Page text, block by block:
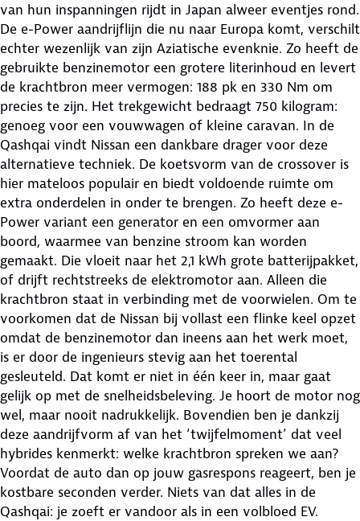
van hun inspanningen rijdt in Japan alweer eventjes rond.
De e-Power aandrijflijn die nu naar Europa komt, verschilt
echter wezenlijk van zijn Aziatische evenknie. Zo heeft de
gebruikte benzinemotor een grotere literinhoud en levert
de krachtbron meer vermogen: 188 pk en 330 Nm om
precies te zijn. Het trekgewicht bedraagt 750 kilogram:
genoeg voor een vouwwagen of kleine caravan. In de
Qashqai vindt Nissan een dankbare drager voor deze
alternatieve techniek. De koetsvorm van de crossover is
hier mateloos populair en biedt voldoende ruimte om
extra onderdelen in onder te brengen. Zo heeft deze e-
Power variant een generator en een omvormer aan
boord, waarmee van benzine stroom kan worden
gemaakt. Die vloeit naar het 2,1 kWh grote batterijpakket,
of drijft rechtstreeks de elektromotor aan. Alleen die
krachtbron staat in verbinding met de voorwielen. Om te
voorkomen dat de Nissan bij vollast een flinke keel opzet
omdat de benzinemotor dan ineens aan het werk moet,
is er door de ingenieurs stevig aan het toerental
gesleuteld. Dat komt er niet in één keer in, maar gaat
gelijk op met de snelheidsbeleving. Je hoort de motor nog
wel, maar nooit nadrukkelijk. Bovendien ben je dankzij
deze aandrijfvorm af van het ‘twijfelmoment’ dat veel
hybrides kenmerkt: welke krachtbron spreken we aan?
Voordat de auto dan op jouw gasrespons reageert, ben je
kostbare seconden verder. Niets van dat alles in de
Qashqai: je zoeft er vandoor als in een volbloed EV.